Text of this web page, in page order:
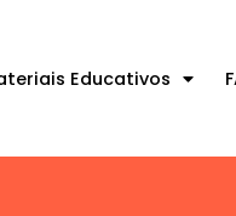
Educativos